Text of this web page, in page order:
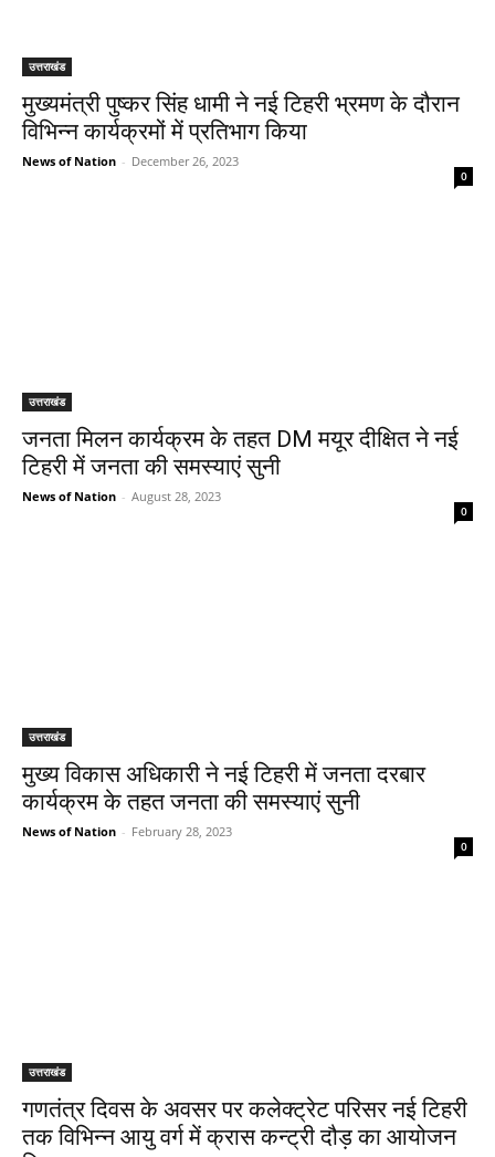
उत्तराखंड
मुख्यमंत्री पुष्कर सिंह धामी ने नई टिहरी भ्रमण के दौरान
विभिन्न कार्यक्रमों में प्रतिभाग किया
News of Nation - December 26, 2023
0
उत्तराखंड
जनता मिलन कार्यक्रम के तहत DM मयूर दीक्षित ने नई
टिहरी में जनता की समस्याएं सुनी
News of Nation - August 28, 2023
0
उत्तराखंड
मुख्य विकास अधिकारी ने नई टिहरी में जनता दरबार
कार्यक्रम के तहत जनता की समस्याएं सुनी
News of Nation - February 28, 2023
0
उत्तराखंड
गणतंत्र दिवस के अवसर पर कलेक्ट्रेट परिसर नई टिहरी
तक विभिन्न आयु वर्ग में क्रास कन्ट्री दौड़ का आयोजन